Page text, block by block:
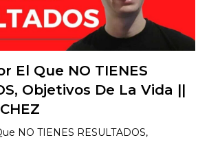
El Que NO TIENES
Objetivos De La Vida ||
NO TIENES RESULTADOS,